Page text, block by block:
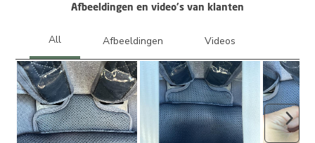
Afbeeldingen en video's van klanten